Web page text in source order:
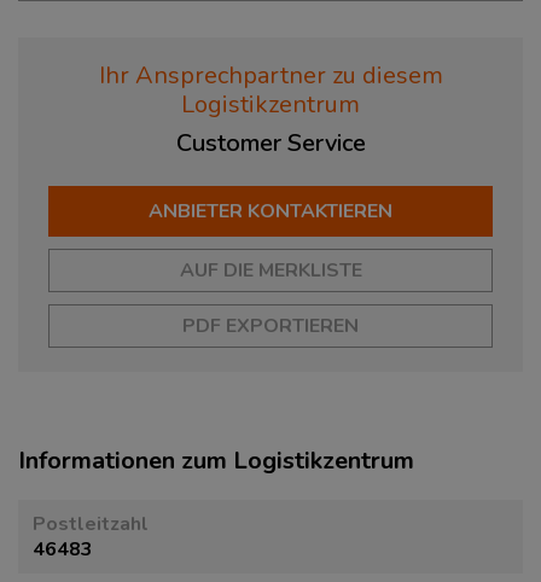
Ihr Ansprechpartner zu diesem
Logistikzentrum
Customer Service
ANBIETER KONTAKTIEREN
AUF DIE MERKLISTE
PDF EXPORTIEREN
Informationen zum Logistikzentrum
Postleitzahl
46483